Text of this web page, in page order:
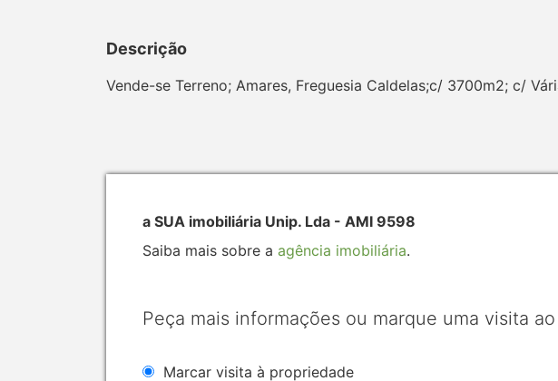
Descrição
Vende-se Terreno; Amares, Freguesia Caldelas;c/ 3700m2; c/
a SUA imobiliária Unip. Lda - AMI 9598
Saiba mais sobre a agência imobiliária.
Peça mais informações ou marque uma visita
Marcar visita à propriedade